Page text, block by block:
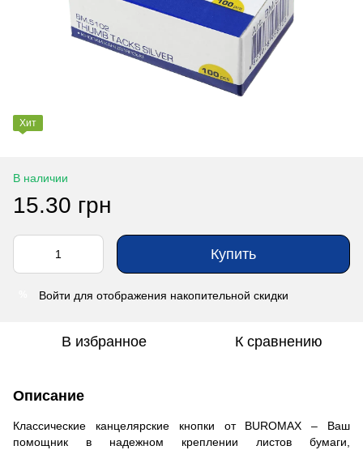
Хит
В наличии
15.30 грн
Купить
Войти для отображения накопительной скидки
В избранное К сравнению
Описание
Классические канцелярские кнопки от BUROMAX – Ваш
помощник в надежном креплении листов бумаги,